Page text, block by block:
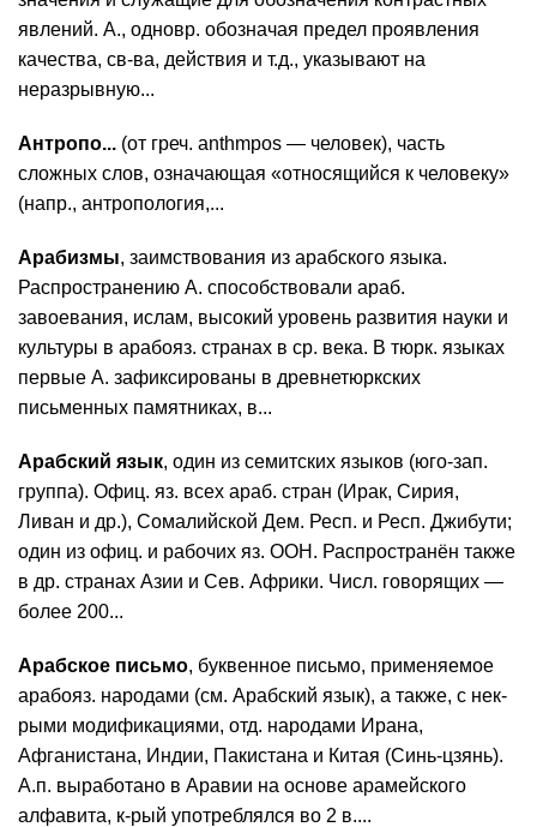
явлений. А., одновр. обозначая предел проявления
качества, св-ва, действия и т.д., указывают на
неразрывную...
Антропо... (от греч. anthmpos — человек), часть
сложных слов, означающая «относящийся к человеку»
(напр., антропология,...
Арабизмы, заимствования из арабского языка.
Распространению А. способствовали араб.
завоевания, ислам, высокий уровень развития науки и
культуры в арабояз. странах в ср. века. В тюрк. языках
первые А. зафиксированы в древнетюркских
письменных памятниках, в...
Арабский язык, один из семитских языков (юго-зап.
группа). Офиц. яз. всех араб. стран (Ирак, Сирия,
Ливан и др.), Сомалийской Дем. Респ. и Респ. Джибути;
один из офиц. и рабочих яз. ООН. Распространён также
в др. странах Азии и Сев. Африки. Числ. говорящих —
более 200...
Арабское письмо, буквенное письмо, применяемое
арабояз. народами (см. Арабский язык), а также, с нек-
рыми модификациями, отд. народами Ирана,
Афганистана, Индии, Пакистана и Китая (Синь-цзянь).
А.п. выработано в Аравии на основе арамейского
алфавита, к-рый употреблялся во 2 в....